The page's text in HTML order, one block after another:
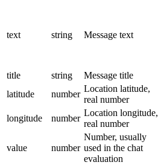
text string Message text
title
string Message title
latitude
number
Location latitude,
real number
longitude
number
Location longitude,
real number
value number
Number, usually
used in the chat
evaluation